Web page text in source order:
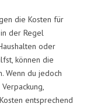
die Kosten für
der Regel
oder
können die
Wenn du jedoch
entsprechend